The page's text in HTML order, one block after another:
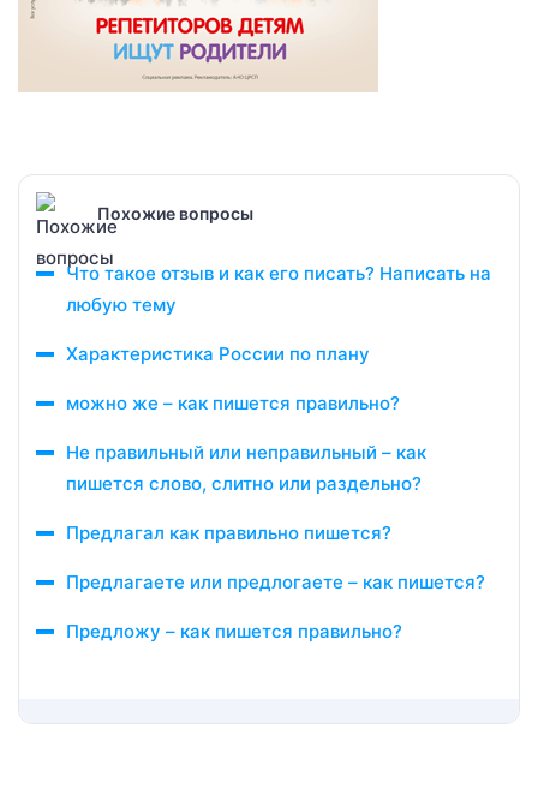
Похожие вопросы
Что такое отзыв и как его писать? Написать на
любую тему
Характеристика России по плану
можно же – как пишется правильно?
Не правильный или неправильный – как
пишется слово, слитно или раздельно?
Предлагал как правильно пишется?
Предлагаете или предлогаете – как пишется?
Предложу – как пишется правильно?